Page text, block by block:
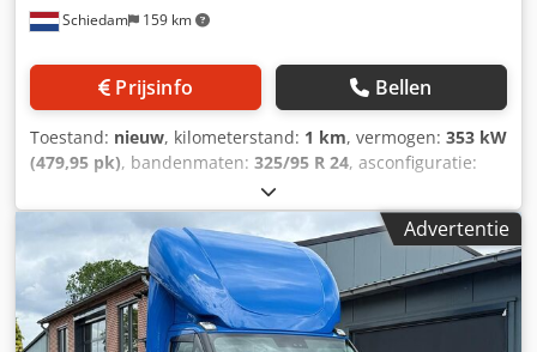
Schiedam 159 km
Prijsinfo Bellen
Toestand: nieuw, kilometerstand: 1 km, vermogen: 353 kW
(479,95 pk), bandenmaten: 325/95 R 24, asconfiguratie:
, brandstoftankcapaciteit:
kleur:wit, bestuurderscabine:slaapcabine, emissieklasse:
euro2, ophanging:staal, Bouwjaar:2026, = Aanvullende
opties en accessoires = - PTO = Meer informatie = Cabine:
TN Bandenmaat: 325/95 R 24 Csdpfx Ahjzl Uageheha
Remmen: trommelremmen Vering: bladvering Aantal
cilinders: 6 Bekleding: Stof Aantal slaapplaatsen: 1
Advertentie